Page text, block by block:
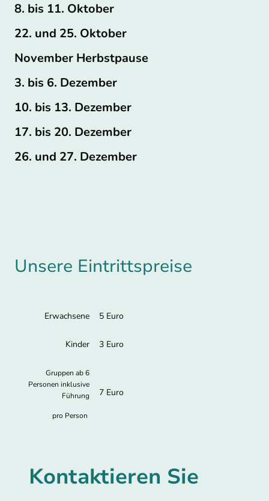
8. bis 11. Oktober
22. und 25. Oktober
November Herbstpause
3. bis 6. Dezember
10. bis 13. Dezember
17. bis 20. Dezember
26. und 27. Dezember
Unsere Eintrittspreise
Erwachsene 5 Euro
Kinder 3 Euro
Gruppen ab 6
Personen inklusive
Führung
pro Person
7 Euro
Kontaktieren Sie